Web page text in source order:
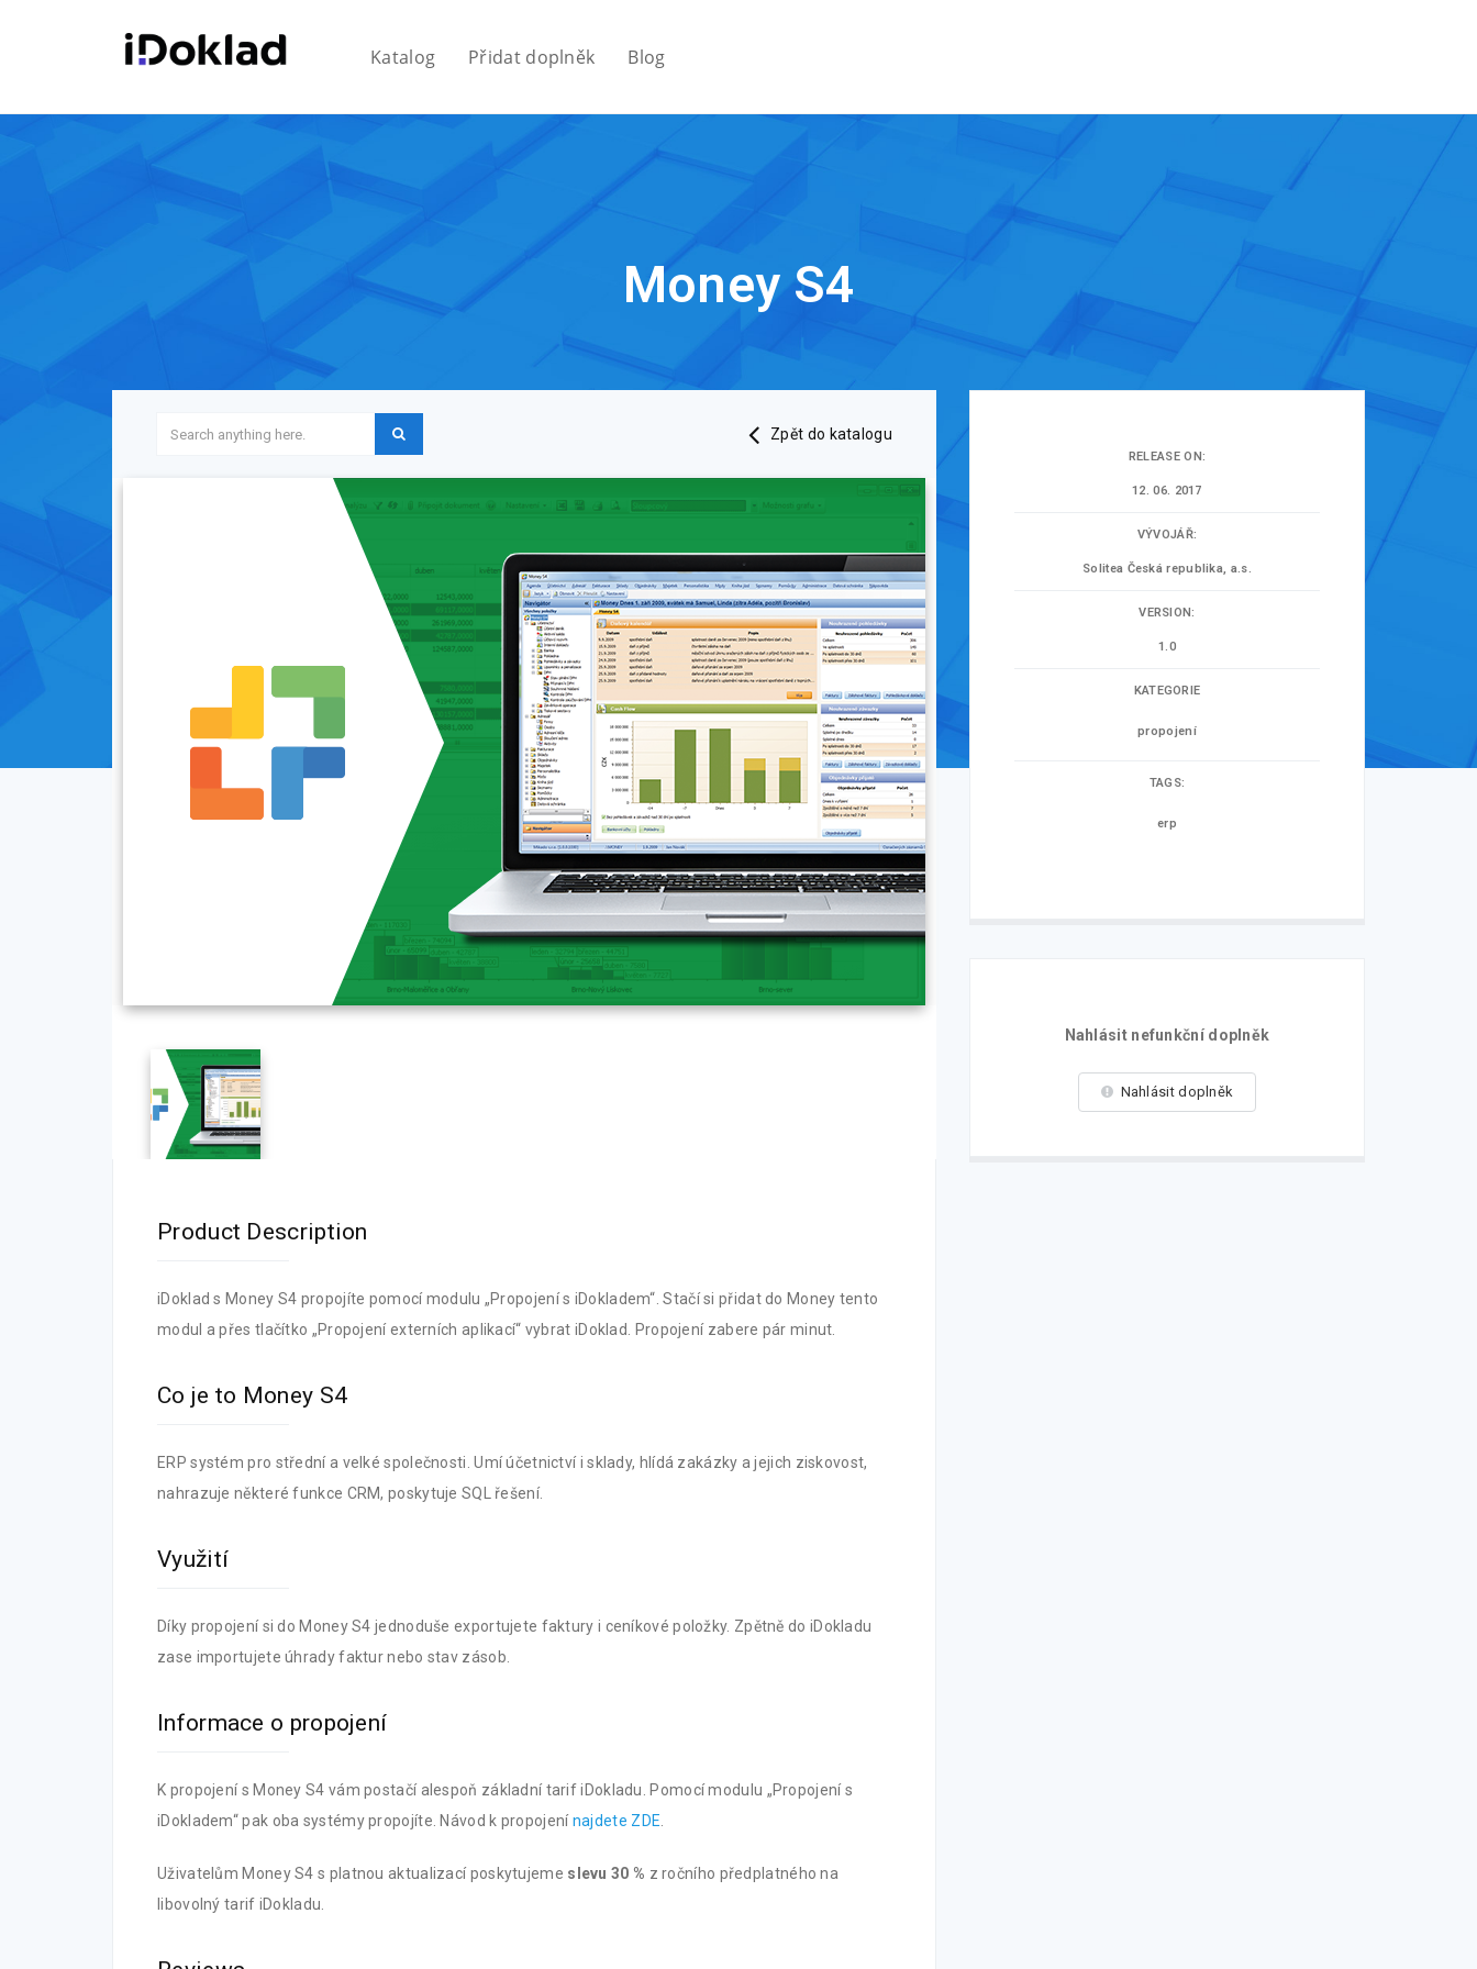
Katalog Přidat doplněk Blog
Money S4
Zpět do katalogu
Product Description
iDoklad s Money S4 propojíte pomocí modulu „Propojení s iDokladem“. Stačí si přidat do Money tento
modul a přes tlačítko „Propojení externích aplikací“ vybrat iDoklad. Propojení zabere pár minut.
Co je to Money S4
ERP systém pro střední a velké společnosti. Umí účetnictví i sklady, hlídá zakázky a jejich ziskovost,
nahrazuje některé funkce CRM, poskytuje SQL řešení.
Využití
Díky propojení si do Money S4 jednoduše exportujete faktury i ceníkové položky. Zpětně do iDokladu
zase importujete úhrady faktur nebo stav zásob.
Informace o propojení
K propojení s Money S4 vám postačí alespoň základní tarif iDokladu. Pomocí modulu „Propojení s
iDokladem“ pak oba systémy propojíte. Návod k propojenínajdete ZDE
Uživatelům Money S4 s platnou aktualizací poskytujeme slevu 30 % z ročního předplatného na
libovolný tarif iDokladu.
RELEASE ON:
12. 06. 2017
VÝVOJÁŘ:
Solitea Česká republika, a.s.
VERSION:
1.0
KATEGORIE
propojení
TAGS:
erp
Nahlásit nefunkční doplněk
Nahlásit doplněk